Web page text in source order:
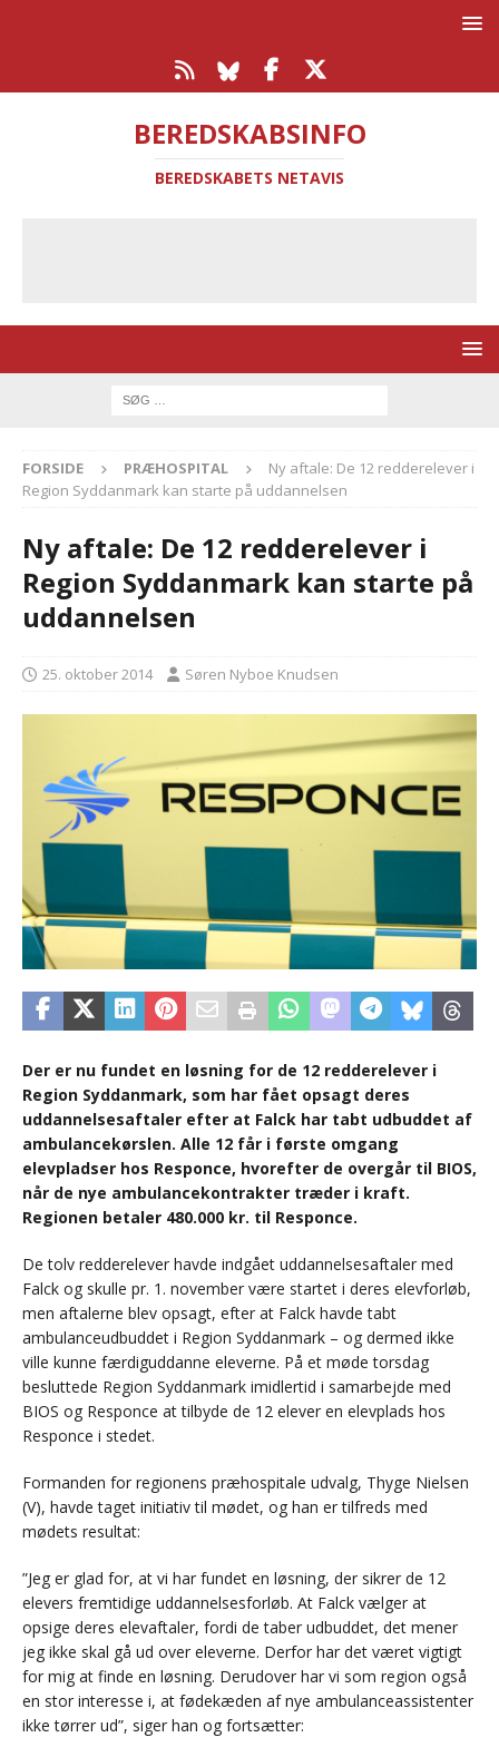
BEREDSKABSINFO
BEREDSKABETS NETAVIS
FORSIDE PRÆHOSPITAL
Ny aftale: De 12 redderelever i
Region Syddanmark kan starte på uddannelsen
Ny aftale: De 12 redderelever i
Region Syddanmark kan starte på
uddannelsen
25. oktober 2014 Søren Nyboe Knudsen
Der er nu fundet en løsning for de 12 redderelever i
Region Syddanmark, som har fået opsagt deres
uddannelsesaftaler efter at Falck har tabt udbuddet af
ambulancekørslen. Alle 12 får i første omgang
elevpladser hos Responce, hvorefter de overgår til BIOS,
når de nye ambulancekontrakter træder i kraft.
Regionen betaler 480.000 kr. til Responce.
De tolv redderelever havde indgået uddannelsesaftaler med
Falck og skulle pr. 1. november være startet i deres elevforløb,
men aftalerne blev opsagt, efter at Falck havde tabt
ambulanceudbuddet i Region Syddanmark – og dermed ikke
ville kunne færdiguddanne eleverne. På et møde torsdag
besluttede Region Syddanmark imidlertid i samarbejde med
BIOS og Responce at tilbyde de 12 elever en elevplads hos
Responce i stedet.
Formanden for regionens præhospitale udvalg, Thyge Nielsen
(V), havde taget initiativ til mødet, og han er tilfreds med
mødets resultat:
”Jeg er glad for, at vi har fundet en løsning, der sikrer de 12
elevers fremtidige uddannelsesforløb. At Falck vælger at
opsige deres elevaftaler, fordi de taber udbuddet, det mener
jeg ikke skal gå ud over eleverne. Derfor har det været vigtigt
for mig at finde en løsning. Derudover har vi som region også
en stor interesse i, at fødekæden af nye ambulanceassistenter
ikke tørrer ud”, siger han og fortsætter: